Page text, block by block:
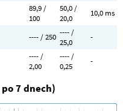
89,9 /
100
50,0 /
20,0
10,0 ms
---- / 250 ---- /
25,0
-
---- /
2,00
---- /
0,25
-
7 dnech)